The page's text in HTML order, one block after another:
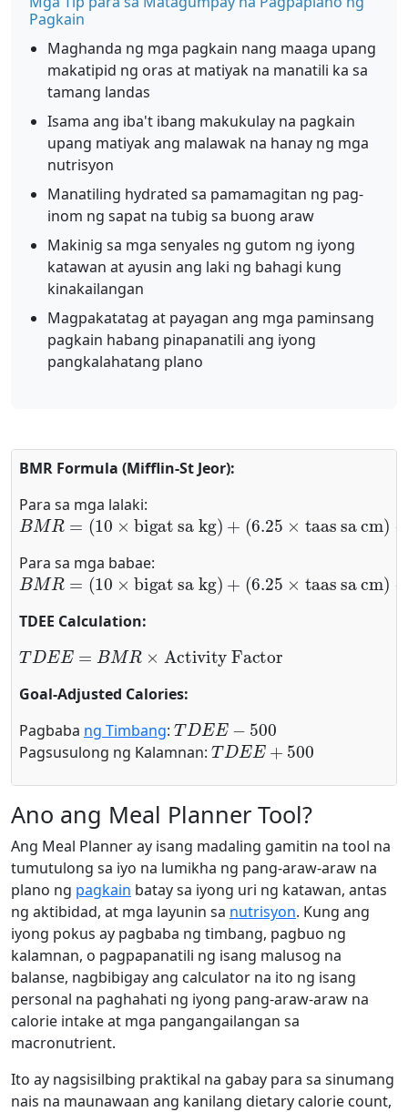
Pagkain
Maghanda ng mga pagkain nang maaga upang
makatipid ng oras at matiyak na manatili ka sa
tamang landas
Isama ang iba't ibang makukulay na pagkain
upang matiyak ang malawak na hanay ng mga
nutrisyon
Manatiling hydrated sa pamamagitan ng pag-
inom ng sapat na tubig sa buong araw
Makinig sa mga senyales ng gutom ng iyong
katawan at ayusin ang laki ng bahagi kung
kinakailangan
Magpakatatag at payagan ang mga paminsang
pagkain habang pinapanatili ang iyong
pangkalahatang plano
BMR Formula (Mifflin-St Jeor):
Para sa mga lalaki:
BMR=( 10× bigat sa kg )+ 6.25× taas sa cm ×
Para sa mga babae:
BMR=( 10× bigat sa kg )+ 6.25× taas sa cm ×
TDEE Calculation:
DEE=B MR× Activity Factor
Goal-Adjusted Calories:
Pagbaba ng Timbang:
DEE− 500
Pagsusulong ng Kalamnan:
TDEE+500
Ano ang Meal Planner Tool?
Ang Meal Planner ay isang madaling gamitin na tool na
tumutulong sa iyo na lumikha ng pang-araw-araw na
plano ng pagkain batay sa iyong uri ng katawan, antas
ng aktibidad, at mga layunin sa nutrisyon. Kung ang
iyong pokus ay pagbaba ng timbang, pagbuo ng
kalamnan, o pagpapanatili ng isang malusog na
balanse, nagbibigay ang calculator na ito ng isang
personal na paghahati ng iyong pang-araw-araw na
calorie intake at mga pangangailangan sa
macronutrient.
Ito ay nagsisilbing praktikal na gabay para sa sinumang
nais na maunawaan ang kanilang dietary calorie count,